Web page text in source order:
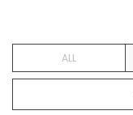
ALL